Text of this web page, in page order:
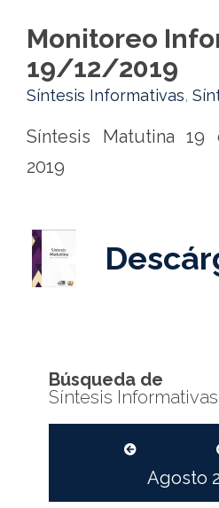
Monitoreo
19/12/2019
Síntesis Informativas,
Síntesis Matutina
2019
Búsqueda de
Síntesis
Agosto